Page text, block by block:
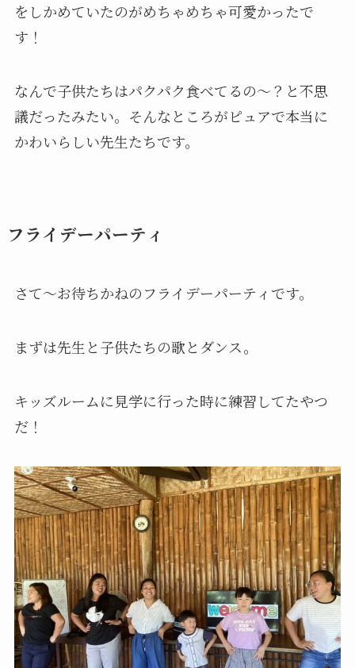
をしかめていたのがめちゃめちゃ可愛かったで
す！
なんで子供たちはパクパク食べてるの～？と不思
議だったみたい。そんなところがピュアで本当に
かわいらしい先生たちです。
フライデーパーティ
さて～お待ちかねのフライデーパーティです。
まずは先生と子供たちの歌とダンス。
キッズルームに見学に行った時に練習してたやつ
だ！